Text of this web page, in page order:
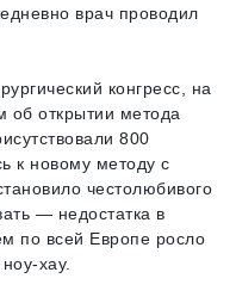
врач проводил
конгресс, на
об открытии метода
800
к новому методу с
честолюбивого
— недостатка в
по всей Европе росло
хау.